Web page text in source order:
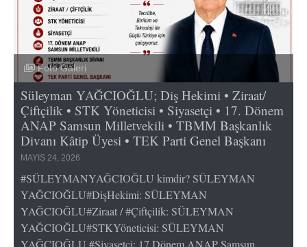
Foto Galeri
Süleyman YAĞCIOĞLU; Diş Hekimi • Ziraat/
Çiftçilik • STK Yöneticisi • Siyasetçi • 17. Dönem
ANAP Samsun Milletvekili • TBMM Başkanlık
Divanı Kâtip Üyesi • TEK Parti Genel Başkanı
MAYIS 24, 2026
#SÜLEYMANYAĞCIOĞLU kimdir? SÜLEYMAN
YAĞCIOĞLU#DişHekimi: SÜLEYMAN
YAĞCIOĞLU#Ziraat / #Çiftçilik: SÜLEYMAN
YAĞCIOĞLU#STKYöneticisi: SÜLEYMAN
YAĞCIOĞLU #Siyasetçi: 17.Dönem ANAP Samsun